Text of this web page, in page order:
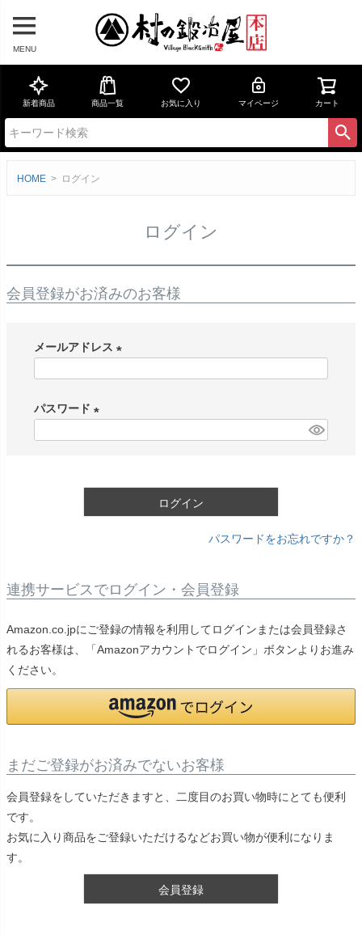
MENU
新着商品 商品一覧 お気に入り マイページ カート
HOME ログイン
ログイン
会員登録がお済みのお客様
メールアドレス
パスワード
ログイン
パスワードをお忘れですか？
連携サービスでログイン・会員登録
Amazon.co.jpにご登録の情報を利用してログインまたは会員登録さ
れるお客様は、「Amazonアカウントでログイン」ボタンよりお進み
ください。
まだご登録がお済みでないお客様
会員登録をしていただきますと、二度目のお買い物時にとても便利
です。
お気に入り商品をご登録いただけるなどお買い物が便利になりま
す。
会員登録